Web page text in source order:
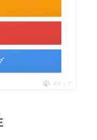
ポチップ